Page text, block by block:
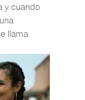
y cuando
llama